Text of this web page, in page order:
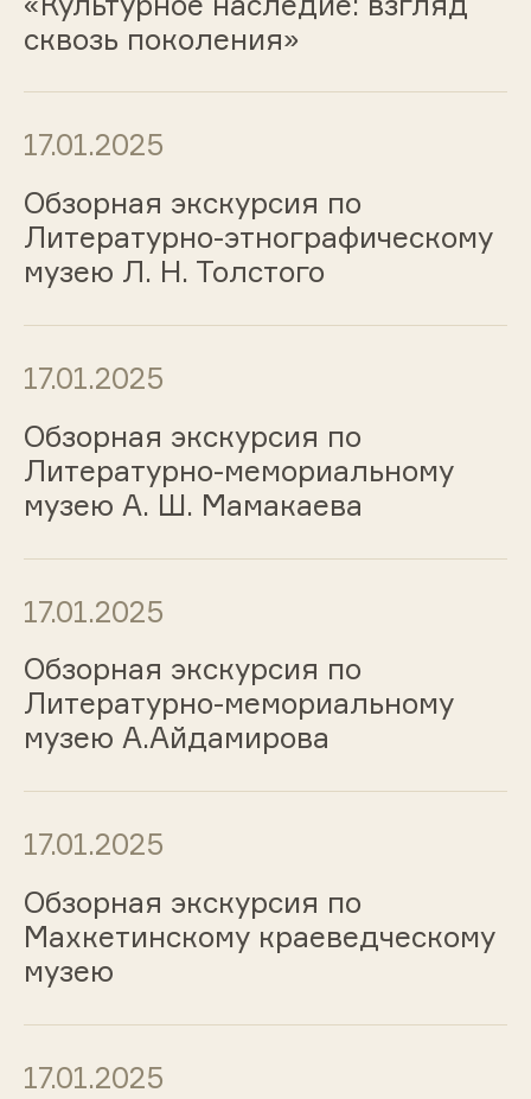
сквозь поколения»
17.01.2025
Обзорная экскурсия по
Литературно-этнографическому
музею Л. Н. Толстого
17.01.2025
Обзорная экскурсия по
Литературно-мемориальному
музею А. Ш. Мамакаева
17.01.2025
Обзорная экскурсия по
Литературно-мемориальному
музею А.Айдамирова
17.01.2025
Обзорная экскурсия по
Махкетинскому краеведческому
музею
17.01.2025